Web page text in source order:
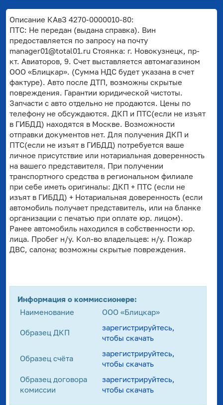
Описание КАвЗ 4270-0000010-80:
ПТС: Не передан (выдана справка). Вин
предоставляется по запросу на почту
manager01@total01.ru Стоянка: г. Новокузнецк, пр-
кт. Авиаторов, 9. Счет выставляется автомагазином
ООО «Блицкар». (Сумма НДС будет указана в счет
фактуре). Авто после ДТП, возможны скрытые
повреждения. Гарантии юридической чистоты.
Запчасти с авто отдельно не продаются. Цены по
телефону не обсуждаются. ДКП и ПТС(если не изъят
в ГИБДД) находятся в Москве. Возможности
отправки документов нет. Для получения ДКП и
ПТС(если не изъят в ГИБДД) потребуется ваше
личное присутствие или нотариальная доверенность
на вашего представителя. При получении
транспортного средства в региональном филиале
при себе иметь оригиналы: ДКП + ПТС (если не
изъят в ГИБДД) + Нотариальная доверенность (если
автомобиль получает представитель, или на бланке
организации с печатью при оплате юр. лицом).
Ранее автомобиль находился в собственности юр.
лица. Пробег н/у. Кол-во владельцев: н/у. Пожар
ДВС, салона; возможны скрытые повреждения.
Информация о коммиссионере:
Наименование
ООО «Блицкар»
Образец ДКП
зарегистрируйтесь,
чтобы скачать
Образец счёта
зарегистрируйтесь,
чтобы скачать
Образец договора
комиссии
зарегистрируйтесь,
чтобы скачать